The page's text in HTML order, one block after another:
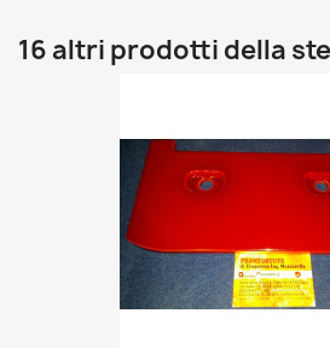
16 altri prodotti della